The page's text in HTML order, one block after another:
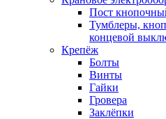
Пост
Тумблеры,
концевой
Крепёж
Болты
Винты
Гайки
Гровера
Заклёпки